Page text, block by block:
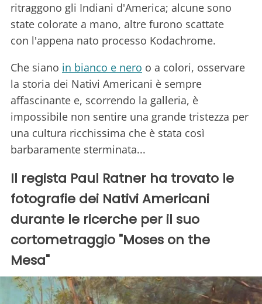
ritraggono gli Indiani d'America; alcune sono
state colorate a mano, altre furono scattate
con l'appena nato processo Kodachrome.
Che siano in bianco e nero o a colori, osservare
la storia dei Nativi Americani è sempre
affascinante e, scorrendo la galleria, è
impossibile non sentire una grande tristezza per
una cultura ricchissima che è stata così
barbaramente sterminata...
Il regista Paul Ratner ha trovato le
fotografie dei Nativi Americani
durante le ricerche per il suo
cortometraggio "Moses on the
Mesa"